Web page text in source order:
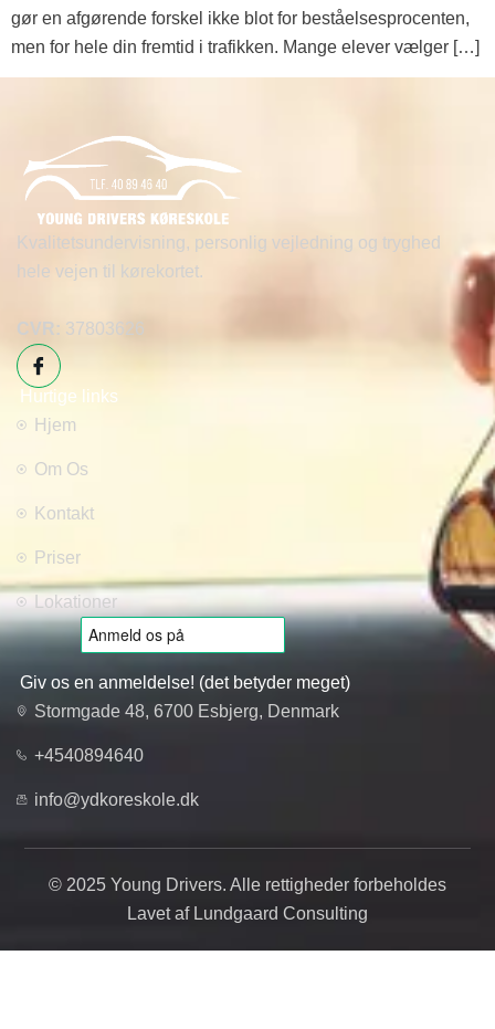
gør en afgørende forskel ikke blot for beståelsesprocenten,
men for hele din fremtid i trafikken. Mange elever vælger […]
Kvalitetsundervisning, personlig vejledning og tryghed
hele vejen til kørekortet.
CVR: 37803626
Hurtige links
Hjem
Om Os
Kontakt
Priser
Lokationer
Giv os en anmeldelse! (det betyder meget)
Stormgade 48, 6700 Esbjerg, Denmark
+4540894640
info@ydkoreskole.dk
© 2025 Young Drivers. Alle rettigheder forbeholdes
Lavet af Lundgaard Consulting